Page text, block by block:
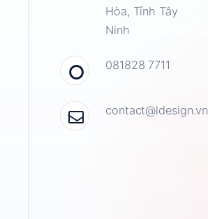
Hòa, Tỉnh Tây
Ninh
081828 7711
contact@ldesign.vn